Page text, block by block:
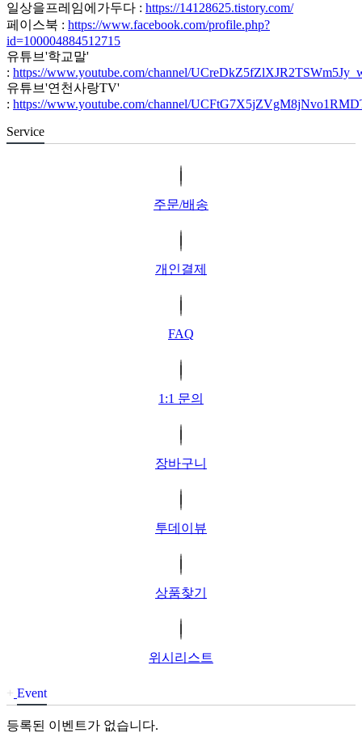
일상을프레임에가두다 : https://14128625.tistory.com/
페이스북 : https://www.facebook.com/profile.php?
id=100004884512715
유튜브'학교말'
: https://www.youtube.com/channel/
유튜브'연천사랑TV'
: https://www.youtube.com/channel/
Service
주문/배송
개인결제
FAQ
1:1 문의
장바구니
투데이뷰
상품찾기
위시리스트
+ Event
등록된 이벤트가 없습니다.